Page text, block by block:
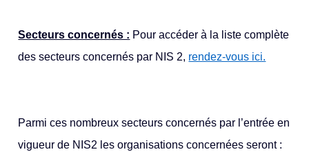
Secteurs concernés : Pour accéder à la liste complète
des secteurs concernés par NIS 2, rendez-vous ici.
Parmi ces nombreux secteurs concernés par l’entrée en
vigueur de NIS2 les organisations concernées seront :